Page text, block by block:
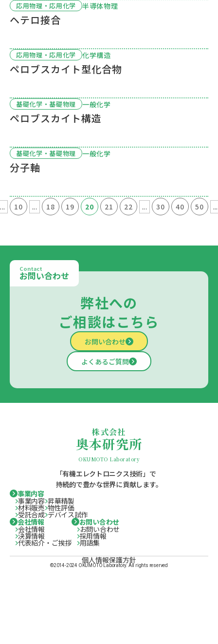
応用物理・応用化学 半導体物理
ヘテロ接合
応用物理・応用化学 化学構造
ペロブスカイト型化合物
基礎化学・基礎物理 一般化学
ペロブスカイト構造
基礎化学・基礎物理 一般化学
分子軸
... 10 ... 18 19 20 21 22 ... 30 40 50 ...
Contact
お問い合わせ
弊社への
ご相談はこちら
お問い合わせ
よくあるご質問
株式会社
奥本研究所
OKUMOTO Laboratory
「有機エレクトロニクス技術」で
持続的で豊かな世界に貢献します。
事業内容
事業内容
材料販売
受託合成
昇華精製
物性評価
デバイス試作
会社情報
会社情報
決算情報
代表紹介・ご挨拶
お問い合わせ
お問い合わせ
採用情報
用語集
©2014-2024 OKUMOTO Laboratory. All rights reserved
個人情報保護方針